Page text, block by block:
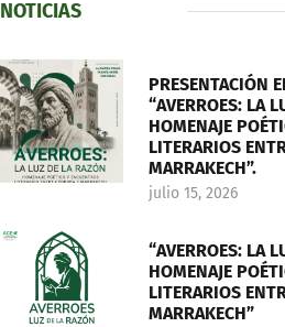
NOTICIAS
PRESENTACIÓN
“AVERROES: LA
HOMENAJE
LITERARIOS
MARRAKECH”.
julio 15, 2026
“AVERROES: LA
HOMENAJE
LITERARIOS
MARRAKECH”